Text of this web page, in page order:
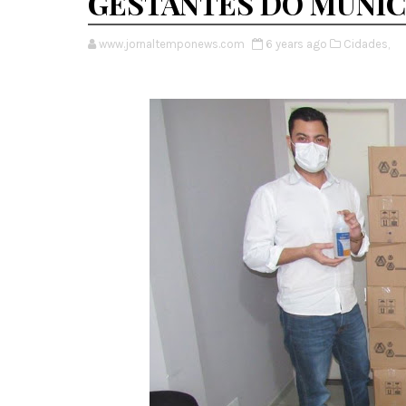
www.jornaltemponews.com 6 years ago Cidades,